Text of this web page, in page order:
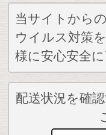
当サイトから
ウイルス対策
様に安心安全
配送状況を確